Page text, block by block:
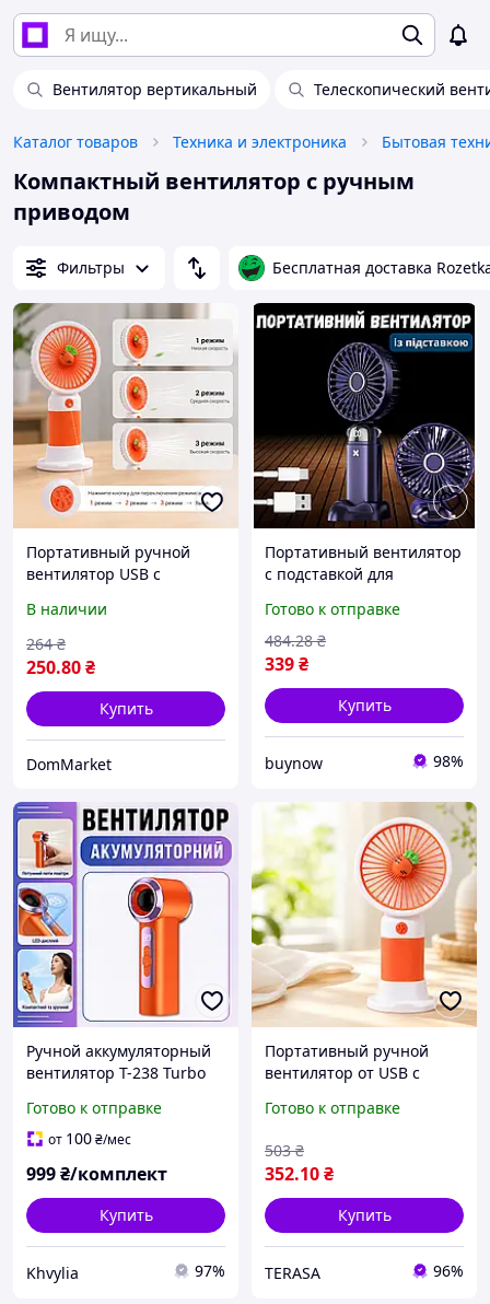
Вентилятор вертикальный Телескопический
Каталог товаров Техника и электроника Бытовая
Компактный вентилятор с ручным
приводом
Фильтры Бесплатная доставка
Портативный ручной
вентилятор USB с
компактный
беспроводной
настольный вентилятор,
В наличии
250.80₴
264 ₴
Купить
DomMarket
Портативный вентилятор
с подставкой для
мини-вентилятор
настольный компактный
ручной
Готово к отправке
339₴
484.28 ₴
Купить
buynow 98%
Ручной аккумуляторный
вентилятор T-238 Turbo
портативный мини
вентилятор, USB зарядка,
беспроводн
Готово к отправке
от 100₴/мес
999₴/комплект
Купить
Khvylia 97%
Портативный ручной
вентилятор от USB с
/ Компактный
настольный вентилятор 3
скорости
Готово к отправке
352.10₴
503 ₴
Купить
TERASA 96%